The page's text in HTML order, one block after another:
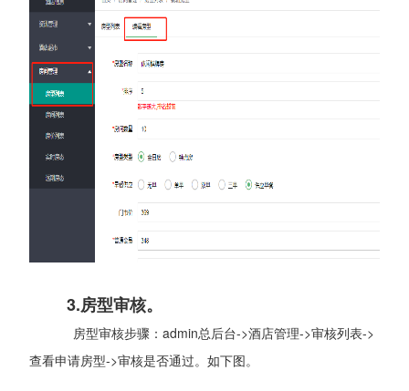
3.房型审核。
房型审核步骤：admin总后台->酒店管理->审核列表->
查看申请房型->审核是否通过。如下图。